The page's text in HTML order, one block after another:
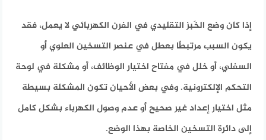
إذا كان وضع الخَبز التقليدي في الفرن الكهربائي لا يعمل، فقد
يكون السبب مرتبطًا بعطل في عنصر التسخين العلوي أو
السفلي، أو خلل في مفتاح اختيار الوظائف، أو مشكلة في لوحة
التحكم الإلكترونية. وفي بعض الأحيان تكون المشكلة بسيطة
مثل اختيار إعداد غير صحيح أو عدم وصول الكهرباء بشكل كامل
إلى دائرة التسخين الخاصة بهذا الوضع.